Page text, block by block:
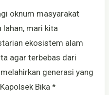
oknum masyarakat
lahan, mari kita
ekosistem alam
agar terbebas dari
generasi yang
Bika *